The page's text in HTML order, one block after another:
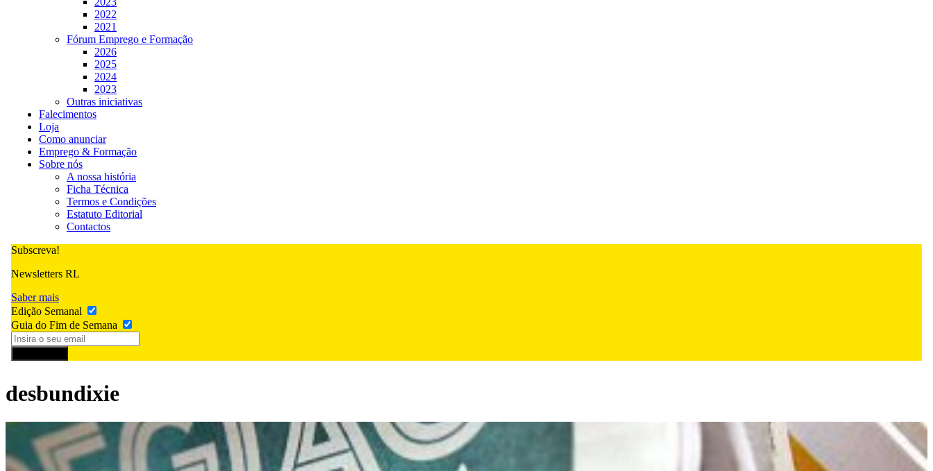
2022
2021
Fórum Emprego e Formação
2026
2025
2024
2023
Outras iniciativas
Falecimentos
Loja
Como anunciar
Emprego & Formação
Sobre nós
A nossa história
Ficha Técnica
Termos e Condições
Estatuto Editorial
Contactos
Subscreva!
Newsletters RL
Saber mais
Edição Semanal
Guia do Fim de Semana
desbundixie